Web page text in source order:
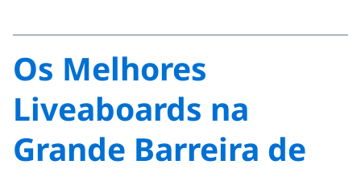
Os Melhores
Liveaboards na
Grande Barreira de